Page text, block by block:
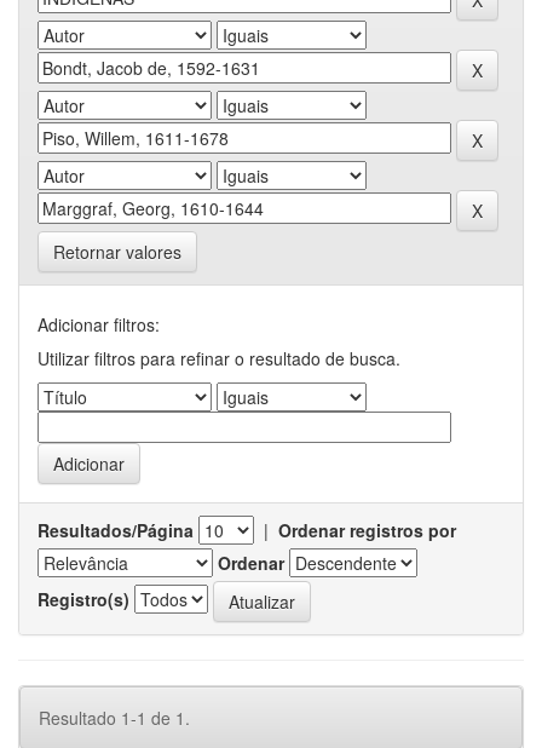
Retornar valores
Adicionar filtros:
Utilizar filtros para refinar o resultado de busca.
Resultados/Página | Ordenar registros por
Ordenar
Registro(s)
Resultado 1-1 de 1.